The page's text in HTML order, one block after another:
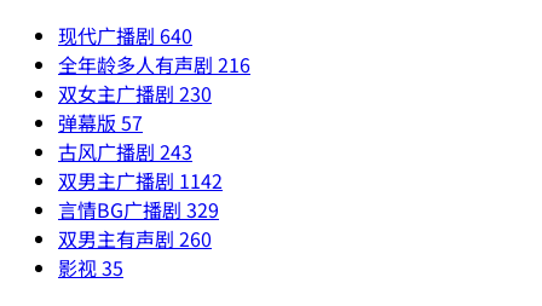
现代广播剧 640
全年龄多人有声剧 216
双女主广播剧 230
弹幕版 57
古风广播剧 243
双男主广播剧 1142
言情BG广播剧 329
双男主有声剧 260
影视35